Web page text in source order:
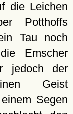
die Leichen
Potthoffs
Tau noch
Emscher
jedoch der
Geist
Segen